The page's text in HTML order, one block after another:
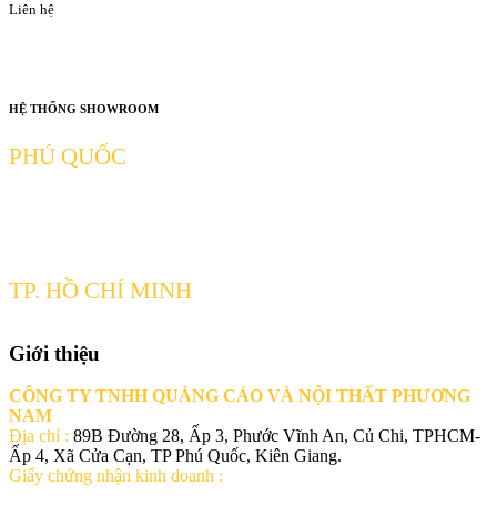
Liên hệ
HỆ THỐNG SHOWROOM
PHÚ QUỐC
TP. HỒ CHÍ MINH
Số 89B Đường 28, Ấp 3, Phước Vĩnh An, Củ Chi, TPHCM
Giới thiệu
CÔNG TY TNHH QUẢNG CÁO VÀ NỘI THẤT PHƯƠNG
NAM
Địa chỉ : 89B Đường 28, Ấp 3, Phước Vĩnh An, Củ Chi, TPHCM-
Ấp 4, Xã Cửa Cạn, TP Phú Quốc, Kiên Giang.
Giấy chứng nhận kinh doanh :